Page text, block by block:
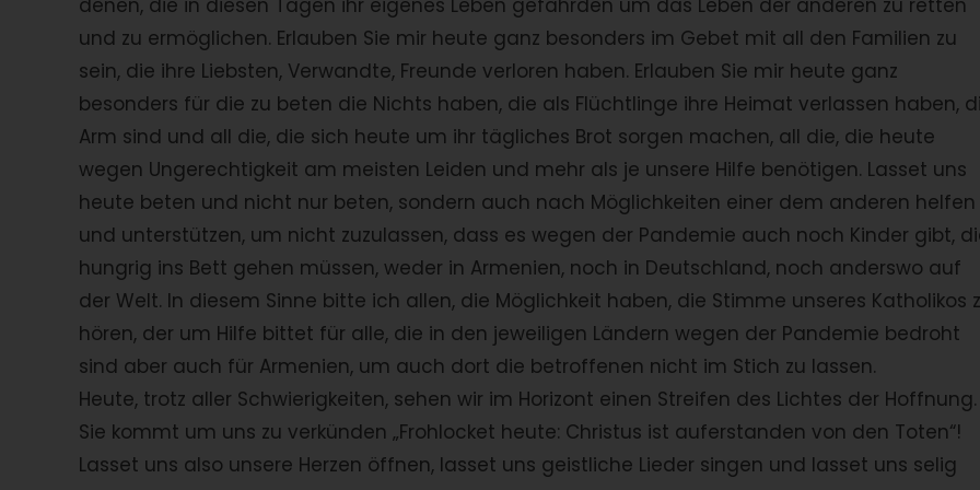
denen, die in diesen Tagen ihr eigenes Leben gefährden um das Leben der anderen zu retten
und zu ermöglichen. Erlauben Sie mir heute ganz besonders im Gebet mit all den Familien zu
sein, die ihre Liebsten, Verwandte, Freunde verloren haben. Erlauben Sie mir heute ganz
besonders für die zu beten die Nichts haben, die als Flüchtlinge ihre Heimat verlassen haben,
Arm sind und all die, die sich heute um ihr tägliches Brot sorgen machen, all die, die heute
wegen Ungerechtigkeit am meisten Leiden und mehr als je unsere Hilfe benötigen. Lasset uns
heute beten und nicht nur beten, sondern auch nach Möglichkeiten einer dem anderen helfen
und unterstützen, um nicht zuzulassen, dass es wegen der Pandemie auch noch Kinder gibt,
hungrig ins Bett gehen müssen, weder in Armenien, noch in Deutschland, noch anderswo auf
der Welt. In diesem Sinne bitte ich allen, die Möglichkeit haben, die Stimme unseres Katholikos
hören, der um Hilfe bittet für alle, die in den jeweiligen Ländern wegen der Pandemie bedroht
sind aber auch für Armenien, um auch dort die betroffenen nicht im Stich zu lassen.
Heute, trotz aller Schwierigkeiten, sehen wir im Horizont einen Streifen des Lichtes der Hoffnung.
Sie kommt um uns zu verkünden „Frohlocket heute: Christus ist auferstanden von den Toten“!
Lasset uns also unsere Herzen öffnen, lasset uns geistliche Lieder singen und lasset uns selig